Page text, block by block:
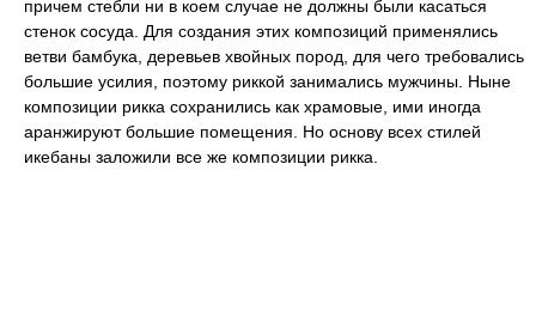
причем стебли ни в коем случае не должны были касаться
стенок сосуда. Для создания этих композиций применялись
ветви бамбука, деревьев хвойных пород, для чего требовались
большие усилия, поэтому риккой занимались мужчины. Ныне
композиции рикка сохранились как храмовые, ими иногда
аранжируют большие помещения. Но основу всех стилей
икебаны заложили все же композиции рикка.